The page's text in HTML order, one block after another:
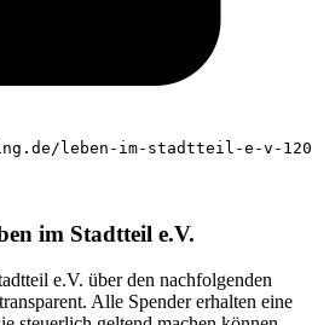
leben-im-stadtteil-e-v-
im Stadtteil e.V.
e.V. über den nachfolgenden
Alle Spender erhalten eine